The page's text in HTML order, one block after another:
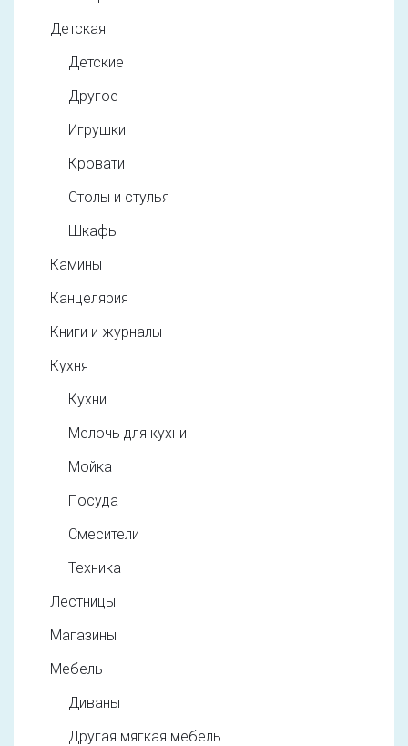
Детская
Детские
Другое
Игрушки
Кровати
Столы и стулья
Шкафы
Камины
Канцелярия
Книги и журналы
Кухня
Кухни
Мелочь для кухни
Мойка
Посуда
Смесители
Техника
Лестницы
Магазины
Мебель
Диваны
Другая мягкая мебель